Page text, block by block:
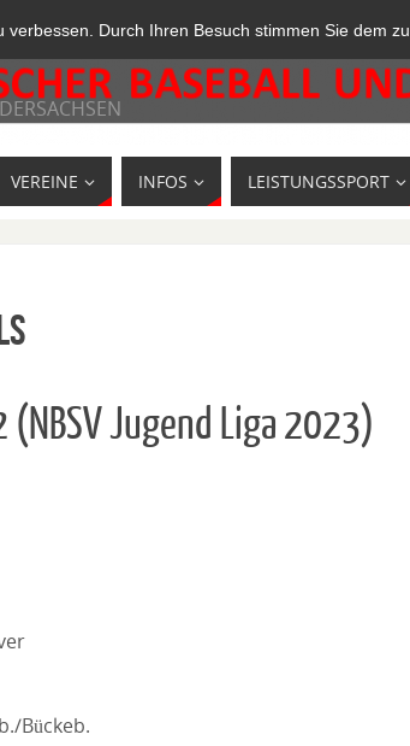
Durch Ihren Besuch stimmen Sie dem zu.
VEREINE INFOS LEISTUNGSSPORT
Jugend Liga 2023)
Bückeb.